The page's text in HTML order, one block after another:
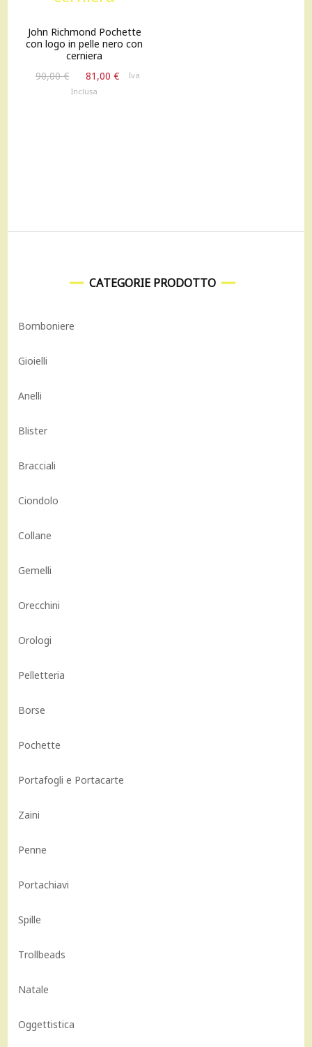
John Richmond Pochette
con logo in pelle nero con
cerniera
90,00€
prezzo
81,00€
IlIva
Inclusa
CATEGORIE PRODOTTO
Bomboniere
Gioielli
Anelli
Blister
Bracciali
Ciondolo
Collane
Gemelli
Orecchini
Orologi
Pelletteria
Borse
Pochette
Portafogli e Portacarte
Zaini
Penne
Portachiavi
Spille
Trollbeads
Natale
Oggettistica